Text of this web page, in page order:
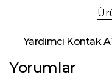
Yardimci Kontak
Yorumlar